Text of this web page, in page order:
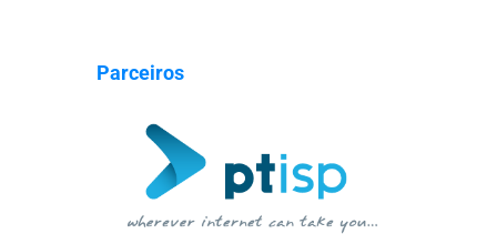
Parceiros